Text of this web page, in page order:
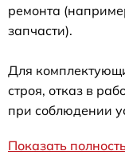
ремонта
запчасти).
Для
строя, отказ в
при соблюдении
Показать